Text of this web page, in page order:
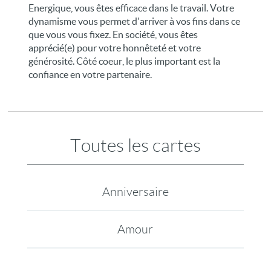
Energique, vous êtes efficace dans le travail. Votre
dynamisme vous permet d'arriver à vos fins dans ce
que vous vous fixez. En société, vous êtes
apprécié(e) pour votre honnêteté et votre
générosité. Côté coeur, le plus important est la
confiance en votre partenaire.
Toutes les cartes
Anniversaire
Amour